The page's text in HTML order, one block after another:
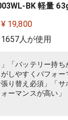
BK 軽量
ED HERO 25Kセン
Y 無線 充電 対応
¥ 19,800
1657人が使用
「バッテリー持ち
しやすくパフォー
り替え必須」「サ
ーマンスが高い」